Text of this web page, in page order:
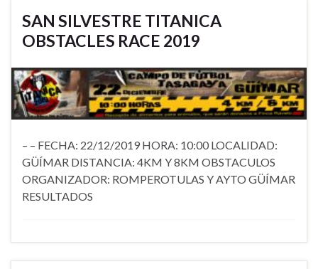
SAN SILVESTRE TITANICA
OBSTACLES RACE 2019
– – FECHA: 22/12/2019 HORA: 10:00 LOCALIDAD:
GÜÍMAR DISTANCIA: 4KM Y 8KM OBSTACULOS
ORGANIZADOR: ROMPEROTULAS Y AYTO GÜÍMAR
RESULTADOS